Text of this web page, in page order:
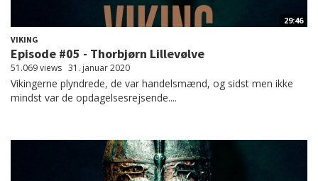
29:46
VIKING
Episode #05 - Thorbjørn Lillevølve
51.069 views 31. januar 2020
Vikingerne plyndrede, de var handelsmænd, og sidst men ikke
mindst var de opdagelsesrejsende....